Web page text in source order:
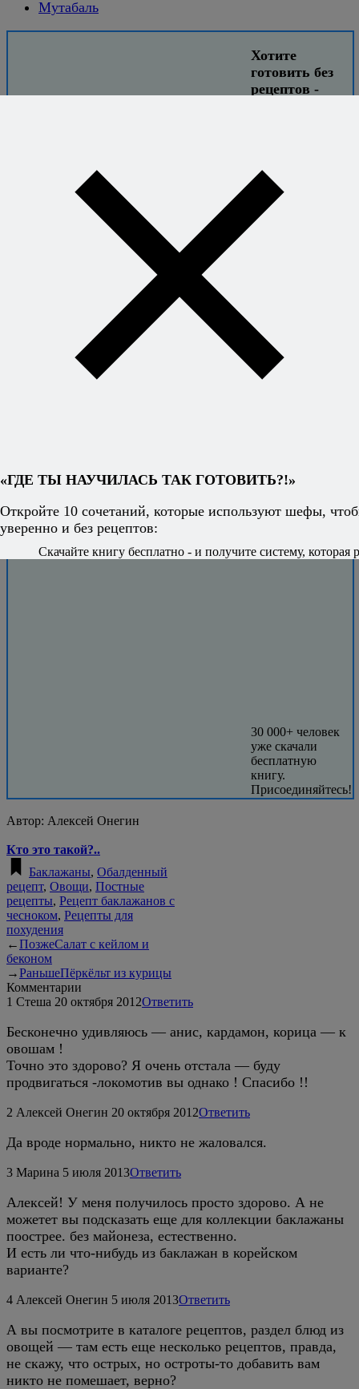
Мутабаль
Хотите
готовить без
рецептов -
секретных
сочетаний
откроет вам
свободу
30 000+ человек
уже скачали
бесплатную
книгу.
Присоединяйтесь!
Автор: Алексей Онегин
Кто это такой?..
Баклажаны, Обалденный
рецепт, Овощи, Постные
рецепты, Рецепт баклажанов с
чесноком, Рецепты для
похудения
←ПозжеСалат с кейлом и
беконом
→РаньшеПёркёльт из курицы
Комментарии
1 Стеша 20 октября 2012Ответить
Бесконечно удивляюсь — анис, кардамон, корица — к
овошам !
Точно это здорово? Я очень отстала — буду
продвигаться -локомотив вы однако ! Спасибо !!
2 Алексей Онегин 20 октября 2012Ответить
Да вроде нормально, никто не жаловался.
3 Марина 5 июля 2013Ответить
Алексей! У меня получилось просто здорово. А не
можетет вы подсказать еще для коллекции баклажаны
поострее. без майонеза, естественно.
И есть ли что-нибудь из баклажан в корейском
варианте?
4 Алексей Онегин 5 июля 2013Ответить
А вы посмотрите в каталоге рецептов, раздел блюд из
овощей — там есть еще несколько рецептов, правда,
не скажу, что острых, но остроты-то добавить вам
никто не помешает, верно?
«ГДЕ ТЫ НАУЧИЛАСЬ ТАК ГОТОВИТЬ?!»
Откройте 10 сочетаний, которые используют шефы,
уверенно и без рецептов:
Скачайте книгу бесплатно - и получите систему, которая